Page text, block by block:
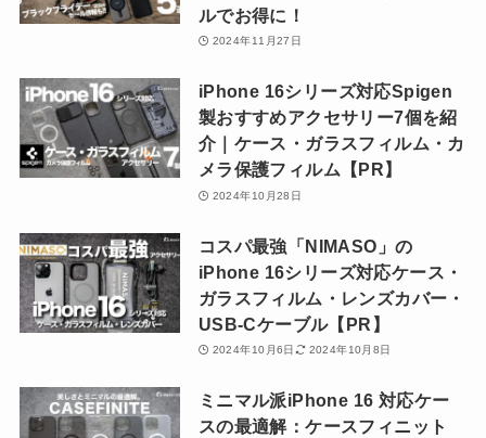
ルでお得に！
2024年11月27日
iPhone 16シリーズ対応Spigen
製おすすめアクセサリー7個を紹
介｜ケース・ガラスフィルム・カ
メラ保護フィルム【PR】
2024年10月28日
コスパ最強「NIMASO」の
iPhone 16シリーズ対応ケース・
ガラスフィルム・レンズカバー・
USB-Cケーブル【PR】
2024年10月6日 2024年10月8日
ミニマル派iPhone 16 対応ケー
スの最適解：ケースフィニット